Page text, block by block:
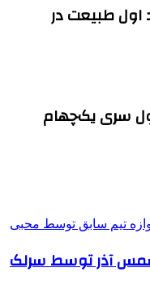
اول طبیعت در
سری یک‌چهام
آذر توسط سرلک